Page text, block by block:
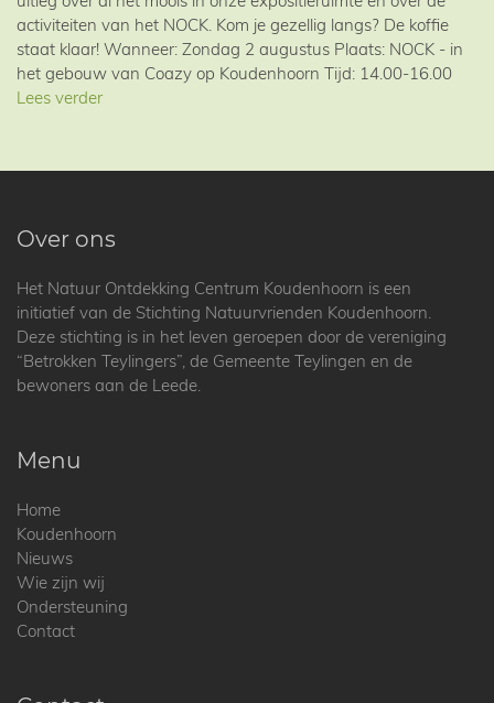
activiteiten van het NOCK. Kom je gezellig langs? De koffie
staat klaar! Wanneer: Zondag 2 augustus Plaats: NOCK - in
het gebouw van Coazy op Koudenhoorn Tijd: 14.00-16.00
Lees verder
Over ons
Het Natuur Ontdekking Centrum Koudenhoorn is een
initiatief van de Stichting Natuurvrienden Koudenhoorn.
Deze stichting is in het leven geroepen door de vereniging
“Betrokken Teylingers”, de Gemeente Teylingen en de
bewoners aan de Leede.
Menu
Home
Koudenhoorn
Nieuws
Wie zijn wij
Ondersteuning
Contact